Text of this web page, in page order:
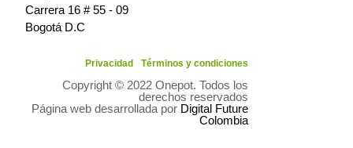
Carrera 16 # 55 - 09
Bogotá D.C
Privacidad Términos y condiciones
Copyright © 2022 Onepot. Todos los
derechos reservados
Página web desarrollada por Digital Future
Colombia